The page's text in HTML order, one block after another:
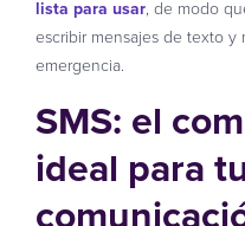
lista para usar, de modo
escribir mensajes de texto y
emergencia.
SMS: el
ideal para